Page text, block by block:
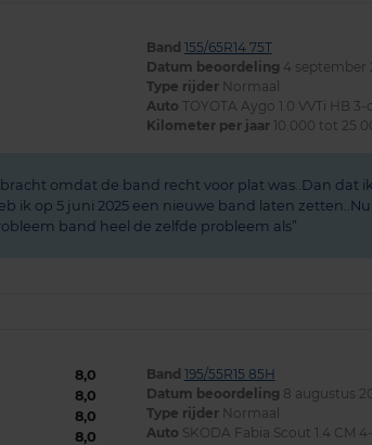
Band 155/65R14 75T
Datum beoordeling 4 september
Type rijderNormaal
Auto TOYOTA Aygo 1.0 VVTi HB
Kilometer per jaar10.000 tot
omdat de band recht voor plat was..Dan dat
ik op 5 juni 2025 een nieuwe band laten
band heel de zelfde probleem als
8,0
8,0
8,0
8,0
Band 195/55R15 85H
Datum beoordeling 8 augustus
Type rijderNormaal
Auto SKODA Fabia Scout 1.4 CM